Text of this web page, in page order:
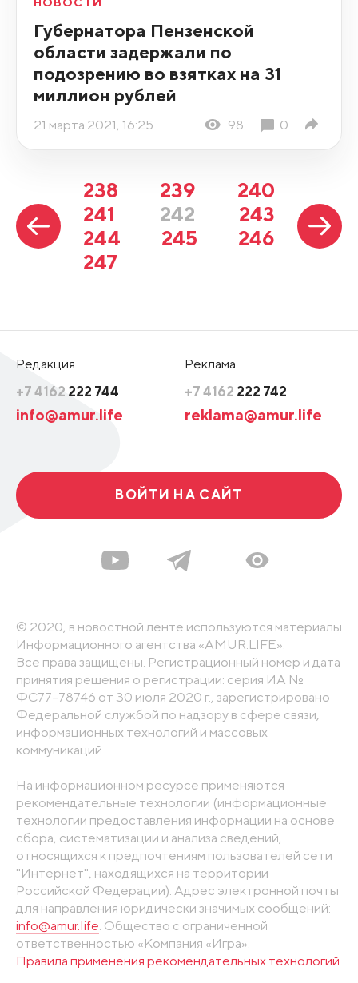
Губернатора Пензенской
области задержали по
подозрению во взятках на 31
миллион рублей
21 марта 2021, 16:25 98 0
238 239
240
241
242
243
244
245
246
247
Редакция
+7 4162 222 744
info@amur.life
Реклама
+7 4162 222 742
reklama@amur.life
ВОЙТИ НА САЙТ
© 2020, в новостной ленте используются материалы
Информационного агентства «AMUR.LIFE».
Все права защищены. Регистрационный номер и дата
принятия решения о регистрации: серия ИА №
ФС77-78746 от 30 июля 2020 г., зарегистрировано
Федеральной службой по надзору в сфере связи,
информационных технологий и массовых
коммуникаций
На информационном ресурсе применяются
рекомендательные технологии (информационные
технологии предоставления информации на основе
сбора, систематизации и анализа сведений,
относящихся к предпочтениям пользователей сети
"Интернет", находящихся на территории
Российской Федерации). Адрес электронной почты
для направления юридически значимых сообщений:
info@amur.life. Общество с ограниченной
ответственностью «Компания «Игра».
Правила применения рекомендательных технологий